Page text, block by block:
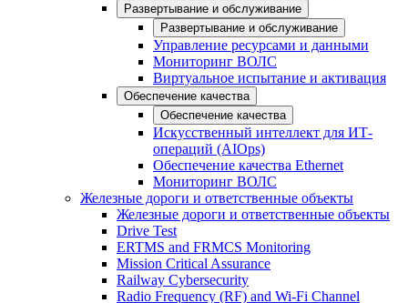
Развертывание и обслуживание
Развертывание и обслуживание
Управление ресурсами и данными
Мониторинг ВОЛС
Виртуальное испытание и активация
Обеспечение качества
Обеспечение качества
Искусственный интеллект для ИТ-
операций (AIOps)
Обеспечение качества Ethernet
Мониторинг ВОЛС
Железные дороги и ответственные объекты
Железные дороги и ответственные объекты
Drive Test
ERTMS and FRMCS Monitoring
Mission Critical Assurance
Railway Cybersecurity
Radio Frequency (RF) and Wi-Fi Channel